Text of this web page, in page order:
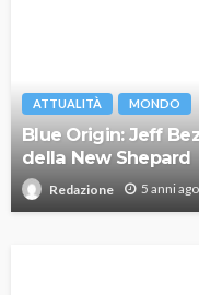
ATTUALITÀ MONDO
Blue Origin: Jeff
della New Shepard
Redazione 5 anni ago